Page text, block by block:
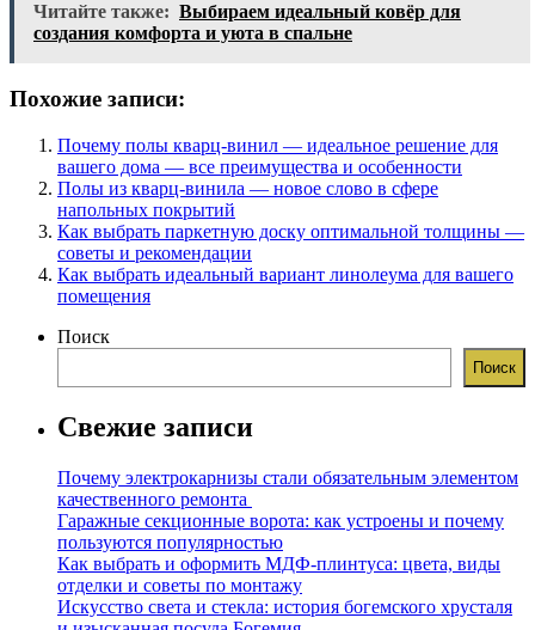
Читайте также: Выбираем идеальный ковёр для
создания комфорта и уюта в спальне
Похожие записи:
Почему полы кварц-винил — идеальное решение для
вашего дома — все преимущества и особенности
Полы из кварц-винила — новое слово в сфере
напольных покрытий
Как выбрать паркетную доску оптимальной толщины —
советы и рекомендации
Как выбрать идеальный вариант линолеума для вашего
помещения
Поиск
Поиск
Свежие записи
Почему электрокарнизы стали обязательным элементом
качественного ремонта
Гаражные секционные ворота: как устроены и почему
пользуются популярностью
Как выбрать и оформить МДФ-плинтуса: цвета, виды
отделки и советы по монтажу
Искусство света и стекла: история богемского хрусталя